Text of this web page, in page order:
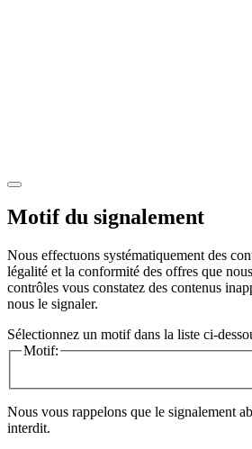
Motif du signalement
Nous effectuons systématiquement des
légalité et la conformité des offres que
contrôles vous constatez des contenus
nous le signaler.
Sélectionnez un motif dans la liste ci-
Motif:
Nous vous rappelons que le signalement
interdit.